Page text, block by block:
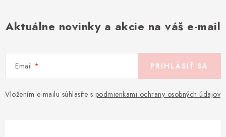
Aktuálne novinky a akcie na váš e-mail
Email
Vložením e-mailu súhlasíte s podmienkami ochrany osobných údajov
PRIHLÁSIŤ SA